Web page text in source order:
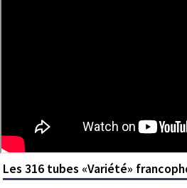
Les 316 tubes «Variété»